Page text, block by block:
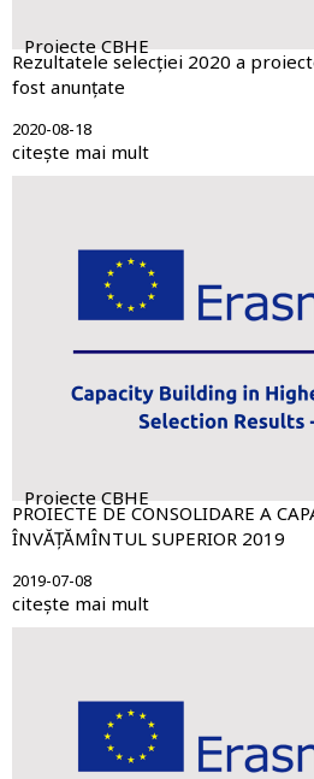
Proiecte CBHE
Rezultatele selecției 2020 a
fost anunțate
2020-08-18
citește mai mult
Proiecte CBHE
PROIECTE DE CONSOLIDARE A
ÎNVĂȚĂMÎNTUL SUPERIOR 2019
2019-07-08
citește mai mult